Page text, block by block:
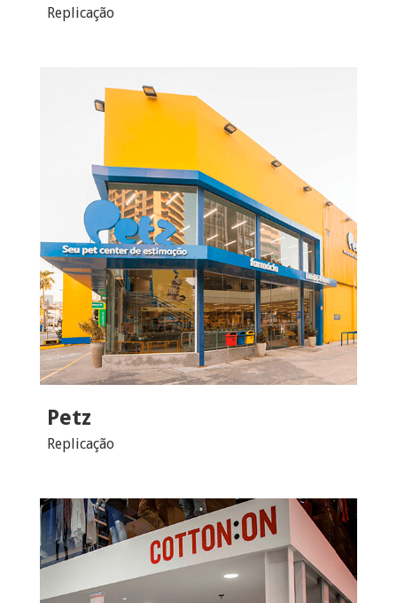
Replicação
Petz
Replicação